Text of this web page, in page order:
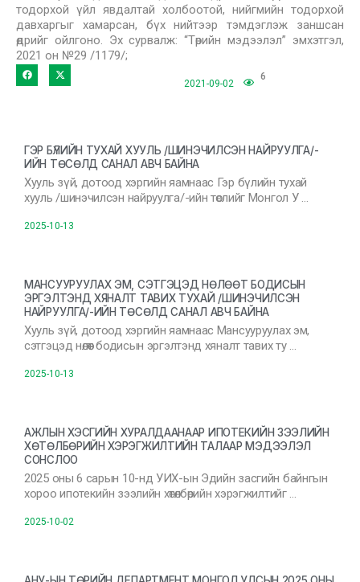
тодорхой үйл явдалтай холбоотой, нийгмийн тодорхой
давхаргыг хамарсан, бүх нийтээр тэмдэглэж заншсан
өдрийг ойлгоно. Эх сурвалж: “Төрийн мэдээлэл” эмхэтгэл,
2021 он №29 /1179/;
2021-09-02
6
ГЭР БҮЛИЙН ТУХАЙ ХУУЛЬ /ШИНЭЧИЛСЭН НАЙРУУЛГА/-
ИЙН ТӨСӨЛД САНАЛ АВЧ БАЙНА
Хууль зүй, дотоод хэргийн яамнаас Гэр бүлийн тухай
хууль /шинэчилсэн найруулга/-ийн төслийг Монгол У …
2025-10-13
МАНСУУРУУЛАХ ЭМ, СЭТГЭЦЭД НӨЛӨӨТ БОДИСЫН
ЭРГЭЛТЭНД ХЯНАЛТ ТАВИХ ТУХАЙ /ШИНЭЧИЛСЭН
НАЙРУУЛГА/-ИЙН ТӨСӨЛД САНАЛ АВЧ БАЙНА
Хууль зүй, дотоод хэргийн яамнаас Мансууруулах эм,
сэтгэцэд нөлөөт бодисын эргэлтэнд хяналт тавих ту …
2025-10-13
АЖЛЫН ХЭСГИЙН ХУРАЛДААНААР ИПОТЕКИЙН ЗЭЭЛИЙН
ХӨТӨЛБӨРИЙН ХЭРЭГЖИЛТИЙН ТАЛААР МЭДЭЭЛЭЛ
СОНСЛОО
2025 оны 6 сарын 10-нд УИХ-ын Эдийн засгийн байнгын
хороо ипотекийн зээлийн хөтөлбөрийн хэрэгжилтийг …
2025-10-02